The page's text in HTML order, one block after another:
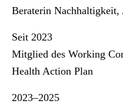
Beraterin
Seit 2023
Mitglied des Working
Health Action Plan
2023–2025